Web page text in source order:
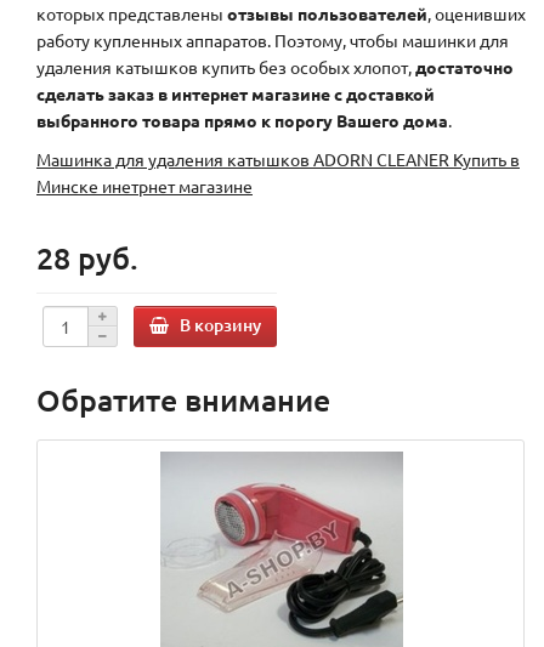
которых представлены отзывы пользователей, оценивших
работу купленных аппаратов. Поэтому, чтобы машинки для
удаления катышков купить без особых хлопот,достаточно
сделать заказ в интернет магазине с доставкой
выбранного товара прямо к порогу Вашего дома.
Машинка для удаления катышков ADORN CLEANER Купить в
Минске инетрнет магазине
28 руб.
В корзину
Обратите внимание